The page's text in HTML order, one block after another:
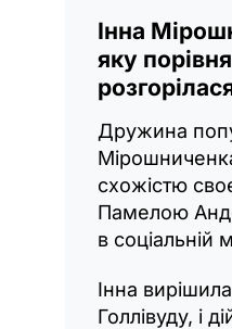
Інна
яку
Дружина
схожістю
Памелою
в соціальній
Інна
Голлівуду, і